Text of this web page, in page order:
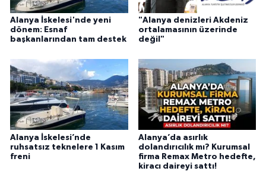
Alanya İskelesi'nde yeni
dönem: Esnaf
başkanlarından tam destek
"Alanya denizleri Akdeniz
ortalamasının üzerinde
değil"
Alanya İskelesi’nde
ruhsatsız teknelere 1 Kasım
freni
Alanya’da asırlık
dolandırıcılık mı? Kurumsal
firma Remax Metro hedefte,
kiracı daireyi sattı!